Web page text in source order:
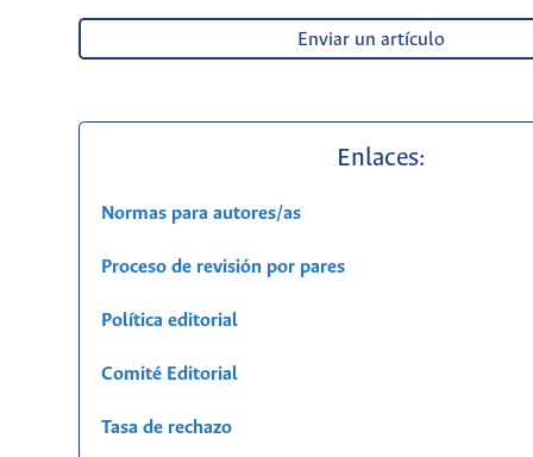
Enviar un artículo
Enlaces:
Normas para autores/as
Proceso de revisión por pares
Política editorial
Comité Editorial
Tasa de rechazo